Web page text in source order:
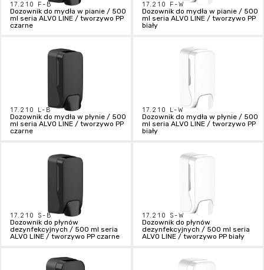
17.210 F-B
Dozownik do mydła w pianie / 500
ml seria ALVO LINE / tworzywo PP
czarne
17.210 F-W
Dozownik do mydła w pianie / 500
ml seria ALVO LINE / tworzywo PP
biały
17.210 L-B
Dozownik do mydła w płynie / 500
ml seria ALVO LINE / tworzywo PP
czarne
17.210 L-W
Dozownik do mydła w płynie / 500
ml seria ALVO LINE / tworzywo PP
biały
17.210 S-B
Dozownik do płynów
dezynfekcyjnych / 500 ml seria
ALVO LINE / tworzywo PP czarne
17.210 S-W
Dozownik do płynów
dezynfekcyjnych / 500 ml seria
ALVO LINE / tworzywo PP biały